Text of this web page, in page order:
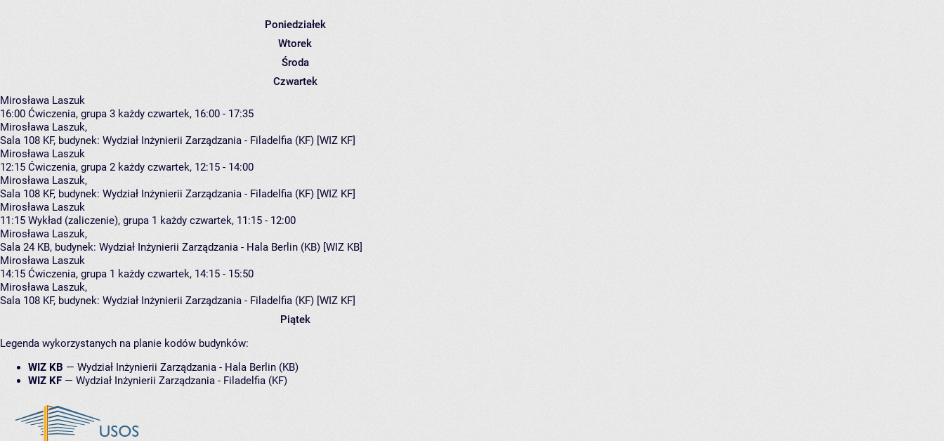
Poniedziałek
Wtorek
Środa
Czwartek
Mirosława Laszuk
16:00 Ćwiczenia, grupa 3 każdy czwartek, 16:00 - 17:35
Mirosława Laszuk,
Sala 108 KF, budynek: Wydział Inżynierii Zarządzania - Filadelfia (KF) [WIZ KF]
Mirosława Laszuk
12:15 Ćwiczenia, grupa 2 każdy czwartek, 12:15 - 14:00
Mirosława Laszuk,
Sala 108 KF, budynek: Wydział Inżynierii Zarządzania - Filadelfia (KF) [WIZ KF]
Mirosława Laszuk
11:15 Wykład (zaliczenie), grupa 1 każdy czwartek, 11:15 - 12:00
Mirosława Laszuk,
Sala 24 KB, budynek: Wydział Inżynierii Zarządzania - Hala Berlin (KB) [WIZ KB]
Mirosława Laszuk
14:15 Ćwiczenia, grupa 1 każdy czwartek, 14:15 - 15:50
Mirosława Laszuk,
Sala 108 KF, budynek: Wydział Inżynierii Zarządzania - Filadelfia (KF) [WIZ KF]
Piątek
Legenda wykorzystanych na planie kodów budynków:
WIZ KB — Wydział Inżynierii Zarządzania - Hala Berlin (KB)
WIZ KF — Wydział Inżynierii Zarządzania - Filadelfia (KF)